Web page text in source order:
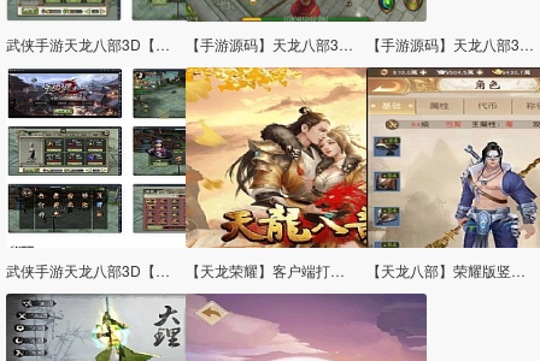
武侠手游天龙八部3D【神域天龙】Linux手工端+GM授权后台 【手游源码】天龙八部3D-神域,虚拟机一键即玩,GM后台,完整双端,手工外网教程 【手游源码】天龙八部3D-神域,虚拟机一键即玩,GM后台,完整双端,手工外网教程
武侠手游天龙八部3D【神域天龙】Linux手工端+GM授权后台 【天龙荣耀】客户端打包+服务端配置编译+视频教程+简体中文配置 【天龙八部】荣耀版竖版手游安卓联网非单机+安装教程+一键端+GM后台